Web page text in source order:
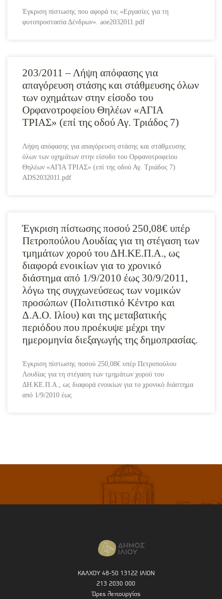
Έγκριση πίστωσης που αφορά τις «Εργασίες για τη
φυτοπροστασία Δένδρων». aoe2032011.pdf
203/2011 – Λήψη απόφασης για
απαγόρευση στάσης και στάθμευσης όλων
των οχημάτων στην είσοδο του
Ορφανοτροφείου Θηλέων «ΑΓΙΑ
ΤΡΙΑΣ» (επί της οδού Αγ. Τριάδος 7)
Λήψη απόφασης για απαγόρευση στάσης και στάθμευσης
όλων των οχημάτων στην είσοδο του Ορφανοτροφείου
Θηλέων «ΑΓΙΑ ΤΡΙΑΣ» (επί της οδού Αγ. Τριάδος 7)
ADS2032011.pdf
Έγκριση πίστωσης ποσού 250,08€ υπέρ
Πετροπούλου Λουδίας για τη στέγαση των
τμημάτων χορού του ΔΗ.ΚΕ.Π.Α., ως
διαφορά ενοικίων για το χρονικό
διάστημα από 1/9/2010 έως 30/9/2011,
λόγω της συγχωνεύσεως των νομικών
προσώπων (Πολιτιστικό Κέντρο και
Δ.Α.Ο. Ιλίου) και της μεταβατικής
περιόδου που προέκυψε μέχρι την
ημερομηνία διεξαγωγής της δημοπρασίας.
Έγκριση πίστωσης ποσού 250,08€ υπέρ Πετροπούλου
Λουδίας για τη στέγαση των τμημάτων χορού του
ΔΗ.ΚΕ.Π.Α., ως διαφορά ενοικίων για το χρονικό διάστημα
από 1/9/2010 έως
ΚΑΛΧΟΥ 48-50 13122 ΙΛΙΟΝ
213 2030 000
Ώρες λειτουργίας